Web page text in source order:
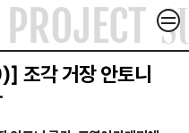
각 거장 안토니